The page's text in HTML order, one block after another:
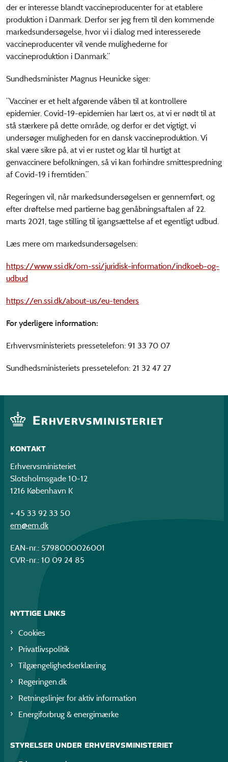
der er interesse blandt vaccineproducenter for at etablere
produktion i Danmark. Derfor ser jeg frem til den kommende
markedsundersøgelse, hvor vi i dialog med interesserede
vaccineproducenter vil vende mulighederne for
vaccineproduktion i Danmark.”
Sundhedsminister Magnus Heunicke siger:
”Vacciner er et helt afgørende våben til at kontrollere
epidemier. Covid-19-epidemien har lært os, at vi er nødt til at
stå stærkere på dette område, og derfor er det vigtigt, vi
undersøger muligheden for en dansk vaccineproduktion. Vi
skal være sikre på, at vi er rustet og klar til hurtigt at
genvaccinere befolkningen, så vi kan forhindre smittespredning
af Covid-19 i fremtiden.”
Regeringen vil, når markedsundersøgelsen er gennemført, og
efter drøftelse med partierne bag genåbningsaftalen af 22.
marts 2021, tage stilling til igangsættelse af et egentligt udbud.
Læs mere om markedsundersøgelsen:
https://www.ssi.dk/om-ssi/juridisk-information/indkoeb-og-
udbud
https://en.ssi.dk/about-us/eu-tenders
For yderligere information:
Erhvervsministeriets pressetelefon: 91 33 70 07
Sundhedsministeriets pressetelefon: 21 32 47 27
KONTAKT
Erhvervsministeriet
Slotsholmsgade 10-12
1216 København K
+ 45 33 92 33 50
em@em.dk
EAN-nr.: 5798000026001
CVR-nr.: 10 09 24 85
NYTTIGE LINKS
Cookies
Privatlivspolitik
Tilgængelighedserklæring
Regeringen.dk
Retningslinjer for aktiv information
Energiforbrug & energimærke
STYRELSER UNDER ERHVERVSMINISTERIET